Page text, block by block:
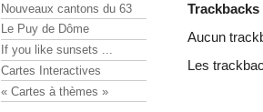
Trackbacks
Aucun
Les
Nouveaux cantons du 63
Le Puy de Dôme
If you like sunsets ...
Cartes Interactives
« Cartes à thèmes »